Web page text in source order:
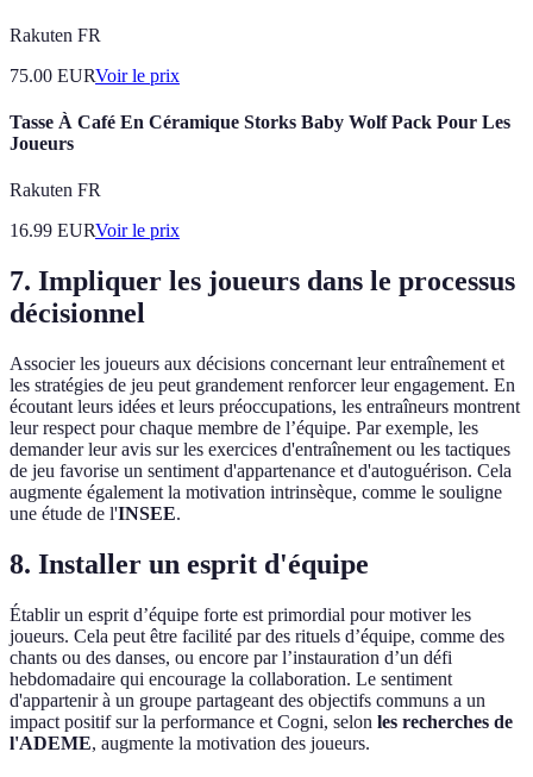
Rakuten FR
75.00 EURVoir le prix
Tasse À Café En Céramique Storks Baby Wolf Pack Pour Les
Joueurs
Rakuten FR
16.99 EURVoir le prix
7. Impliquer les joueurs dans le processus
décisionnel
Associer les joueurs aux décisions concernant leur entraînement et
les stratégies de jeu peut grandement renforcer leur engagement. En
écoutant leurs idées et leurs préoccupations, les entraîneurs montrent
leur respect pour chaque membre de l’équipe. Par exemple, les
demander leur avis sur les exercices d'entraînement ou les tactiques
de jeu favorise un sentiment d'appartenance et d'autoguérison. Cela
augmente également la motivation intrinsèque, comme le souligne
une étude de l'INSEE.
8. Installer un esprit d'équipe
Établir un esprit d’équipe forte est primordial pour motiver les
joueurs. Cela peut être facilité par des rituels d’équipe, comme des
chants ou des danses, ou encore par l’instauration d’un défi
hebdomadaire qui encourage la collaboration. Le sentiment
d'appartenir à un groupe partageant des objectifs communs a un
impact positif sur la performance et Cogni, selon les recherches de
l'ADEME, augmente la motivation des joueurs.